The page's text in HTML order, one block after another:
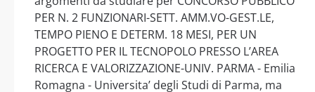
PER N. 2 FUNZIONARI-SETT. AMM.VO-GEST.LE,
TEMPO PIENO E DETERM. 18 MESI, PER UN
PROGETTO PER IL TECNOPOLO PRESSO L’AREA
RICERCA E VALORIZZAZIONE-UNIV. PARMA - Emilia
Romagna - Universita’ degli Studi di Parma, ma